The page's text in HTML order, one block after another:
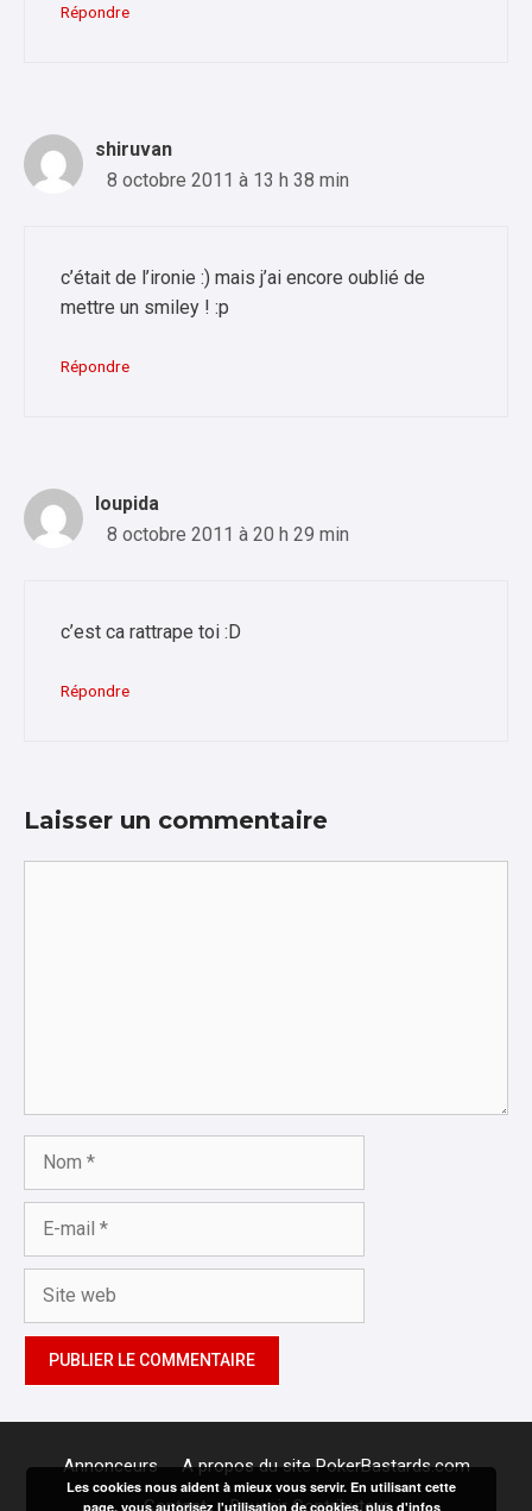
Répondre
shiruvan
8 octobre 2011 à 13 h 38 min
c’était de l’ironie :) mais j’ai encore oublié de
mettre un smiley ! :p
Répondre
loupida
8 octobre 2011 à 20 h 29 min
c’est ca rattrape toi :D
Répondre
Laisser un commentaire
Annonceurs
A propos du site PokerBastards.com
Contact
Devenir Contributeur
Les cookies nous aident à mieux vous servir. En utilisant cette
page, vous autorisez l'utilisation de cookies.plus d'infos